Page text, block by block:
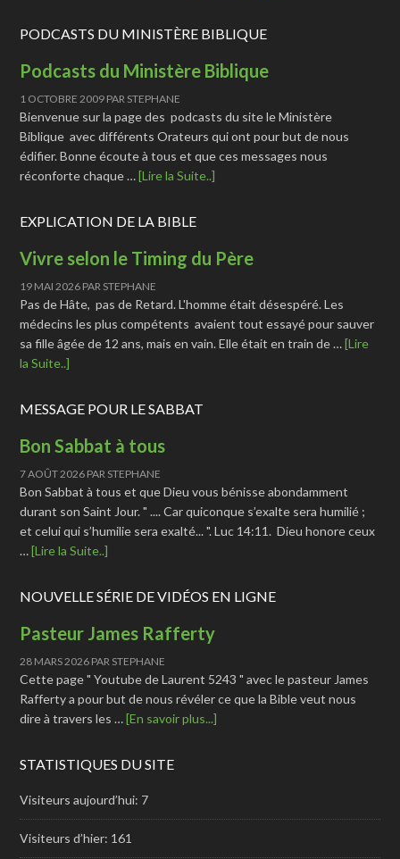
PODCASTS DU MINISTÈRE BIBLIQUE
Podcasts du Ministère Biblique
1 OCTOBRE 2009 PAR STEPHANE
Bienvenue sur la page des podcasts du site le Ministère
Biblique avec différents Orateurs qui ont pour but de nous
édifier. Bonne écoute à tous et que ces messages nous
réconforte chaque …[Lire la Suite..]
EXPLICATION DE LA BIBLE
Vivre selon le Timing du Père
19 MAI 2026 PAR STEPHANE
Pas de Hâte, pas de Retard. L'homme était désespéré. Les
médecins les plus compétents avaient tout essayé pour sauver
sa fille âgée de 12 ans, mais en vain. Elle était en train de …[Lire
la Suite..]
MESSAGE POUR LE SABBAT
Bon Sabbat à tous
7 AOÛT 2026 PAR STEPHANE
Bon Sabbat à tous et que Dieu vous bénisse abondamment
durant son Saint Jour. " .... Car quiconque s’exalte sera humilié ;
et celui qui s’humilie sera exalté... ". Luc 14:11. Dieu honore ceux
…[Lire la Suite..]
NOUVELLE SÉRIE DE VIDÉOS EN LIGNE
Pasteur James Rafferty
28 MARS 2026 PAR STEPHANE
Cette page " Youtube de Laurent 5243 " avec le pasteur James
Rafferty a pour but de nous révéler ce que la Bible veut nous
dire à travers les …[En savoir plus...]
STATISTIQUES DU SITE
Visiteurs aujourd’hui: 7
Visiteurs d’hier: 161